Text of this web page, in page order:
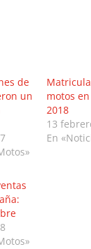
de
un
motos
2018
13
En